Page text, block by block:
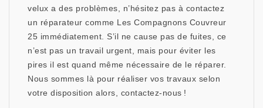
velux a des problèmes, n’hésitez pas à contactez
un réparateur comme Les Compagnons Couvreur
25 immédiatement. S’il ne cause pas de fuites, ce
n’est pas un travail urgent, mais pour éviter les
pires il est quand même nécessaire de le réparer.
Nous sommes là pour réaliser vos travaux selon
votre disposition alors, contactez-nous !